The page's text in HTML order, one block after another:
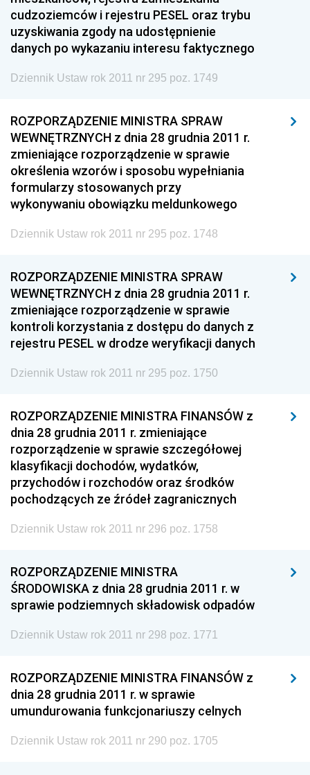
cudzoziemców i rejestru PESEL oraz trybu
uzyskiwania zgody na udostępnienie
danych po wykazaniu interesu faktycznego
Dziennik Ustaw rok 2011 nr 295 poz. 1749
ROZPORZĄDZENIE MINISTRA SPRAW
WEWNĘTRZNYCH z dnia 28 grudnia 2011 r.
zmieniające rozporządzenie w sprawie
określenia wzorów i sposobu wypełniania
formularzy stosowanych przy
wykonywaniu obowiązku meldunkowego
Dziennik Ustaw rok 2011 nr 295 poz. 1748
ROZPORZĄDZENIE MINISTRA SPRAW
WEWNĘTRZNYCH z dnia 28 grudnia 2011 r.
zmieniające rozporządzenie w sprawie
kontroli korzystania z dostępu do danych z
rejestru PESEL w drodze weryfikacji danych
Dziennik Ustaw rok 2011 nr 295 poz. 1750
ROZPORZĄDZENIE MINISTRA FINANSÓW z
dnia 28 grudnia 2011 r. zmieniające
rozporządzenie w sprawie szczegółowej
klasyfikacji dochodów, wydatków,
przychodów i rozchodów oraz środków
pochodzących ze źródeł zagranicznych
Dziennik Ustaw rok 2011 nr 296 poz. 1758
ROZPORZĄDZENIE MINISTRA
ŚRODOWISKA z dnia 28 grudnia 2011 r. w
sprawie podziemnych składowisk odpadów
Dziennik Ustaw rok 2011 nr 298 poz. 1771
ROZPORZĄDZENIE MINISTRA FINANSÓW z
dnia 28 grudnia 2011 r. w sprawie
umundurowania funkcjonariuszy celnych
Dziennik Ustaw rok 2011 nr 290 poz. 1705